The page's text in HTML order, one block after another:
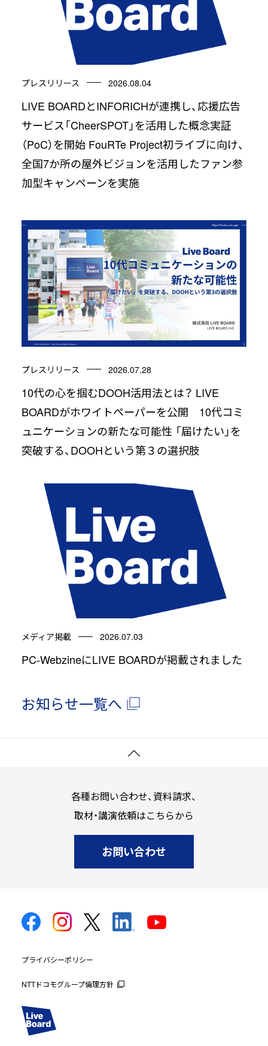
プレスリリース 2026.08.04
LIVE BOARDとINFORICHが連携し、応援広告
サービス「CheerSPOT」を活用した概念実証
（PoC）を開始 FouRTe Project初ライブに向け、
全国7か所の屋外ビジョンを活用したファン参
加型キャンペーンを実施
プレスリリース 2026.07.28
10代の心を掴むDOOH活用法とは？ LIVE
BOARDがホワイトペーパーを公開 10代コミ
ュニケーションの新たな可能性 「届けたい」を
突破する、DOOHという第３の選択肢
メディア掲載 2026.07.03
PC-WebzineにLIVE BOARDが掲載されました
お知らせ一覧へ
ジ
ト
ッ
プ
各種お問い合わせ、資料請求、
取材・講演依頼はこちらから
お問い合わせ
プライバシーポリシー
NTTドコモグループ倫理方針